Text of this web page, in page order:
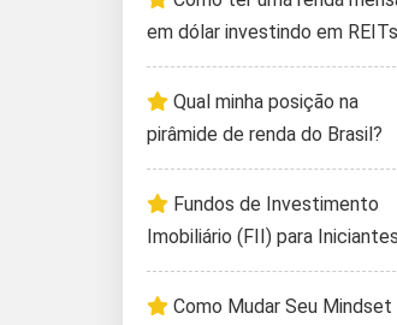
em dólar investindo em REITs
Qual minha posição na
pirâmide de renda do Brasil?
Fundos de Investimento
Imobiliário (FII) para Iniciantes
Como Mudar Seu Mindset